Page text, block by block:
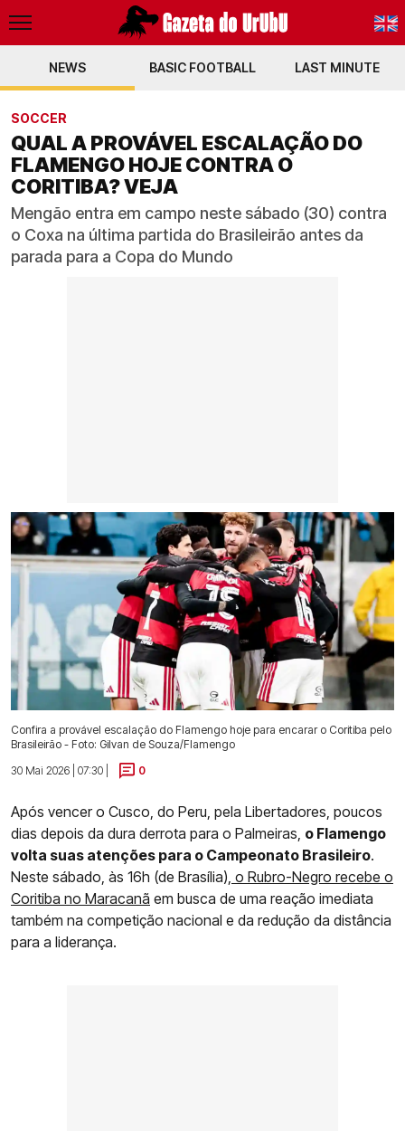
NEWS BASIC FOOTBALL LAST MINUTE
SOCCER
QUAL A PROVÁVEL ESCALAÇÃO DO
FLAMENGO HOJE CONTRA O
CORITIBA? VEJA
Mengão entra em campo neste sábado (30) contra
o Coxa na última partida do Brasileirão antes da
parada para a Copa do Mundo
Confira a provável escalação do Flamengo hoje para encarar o Coritiba pelo
Brasileirão - Foto: Gilvan de Souza/Flamengo
30 Mai 2026 | 07:30 |
0
Após vencer o Cusco, do Peru, pela Libertadores, poucos
dias depois da dura derrota para o Palmeiras, o Flamengo
volta suas atenções para o Campeonato Brasileiro.
Neste sábado, às 16h (de Brasília), o Rubro-Negro recebe o
Coritiba no Maracanã em busca de uma reação imediata
também na competição nacional e da redução da distância
para a liderança.